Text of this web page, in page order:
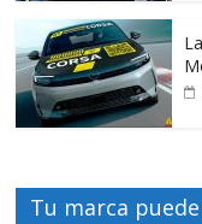
Tu marca